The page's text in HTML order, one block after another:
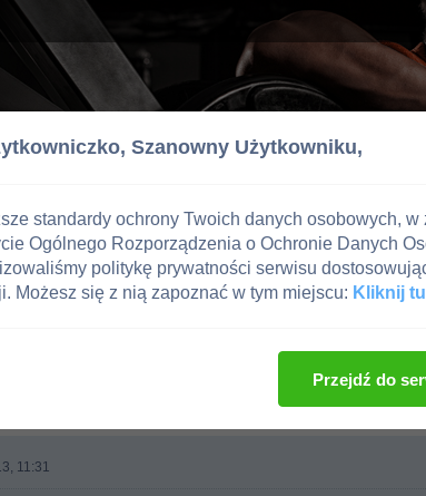
11:31
Szanowny Użytkowniku,
standardy ochrony Twoich danych osobowych, w
Ogólnego Rozporządzenia o Ochronie Danych
politykę prywatności serwisu
Możesz się z nią zapoznać w tym miejscu: Kliknij
Przejdź do